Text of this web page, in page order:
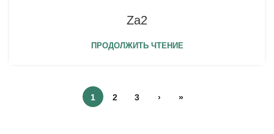
Za2
ПРОДОЛЖИТЬ ЧТЕНИЕ
1 2 3 › »